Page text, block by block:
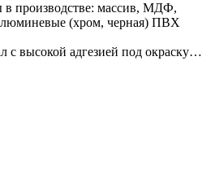
в производстве: массив, МДФ,
(хром, черная) ПВХ
высокой адгезией под окраску…